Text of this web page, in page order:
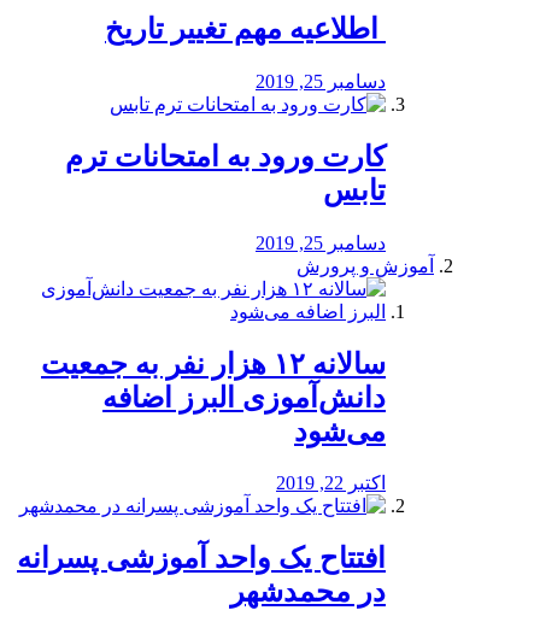
️ اطلاعیه مهم تغییر تاریخ
دسامبر 25, 2019
کارت ورود به امتحانات ترم
تابس
دسامبر 25, 2019
آموزش و پرورش
️سالانه ۱۲ هزار نفر به جمعیت
دانش‌آموزی البرز اضافه
می‌شود
اکتبر 22, 2019
افتتاح یک واحد آموزشی پسرانه
در محمدشهر